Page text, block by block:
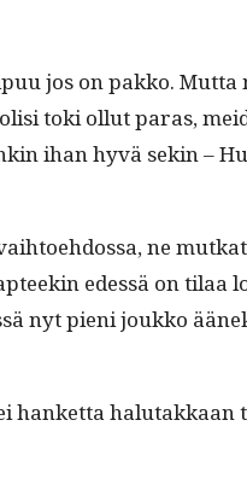
jos on pakko. Mut­ta
toki ollut paras,
ihan hyvä sekin –
ne
edessä on tilaa
nyt pieni joukko
halu­takkaan